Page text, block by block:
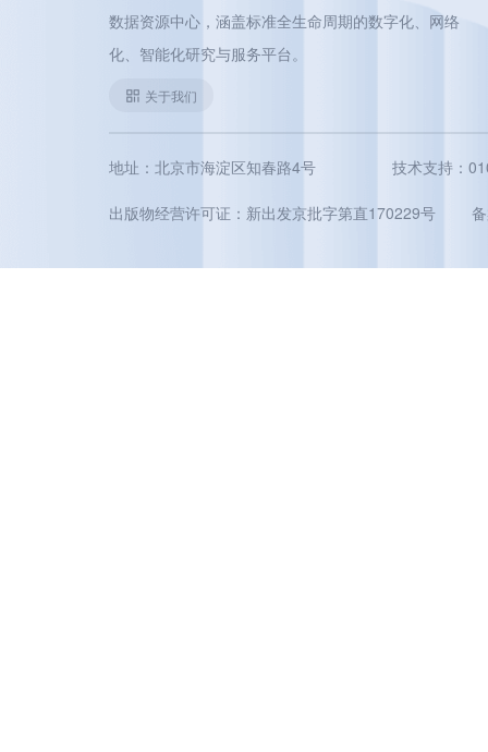
数据资源中心，涵盖标准全生命周期的数字化、网络
化、智能化研究与服务平台。
关于我们
地址：北京市海淀区知春路4号 技术支持：
出版物经营许可证：新出发京批字第直170229号